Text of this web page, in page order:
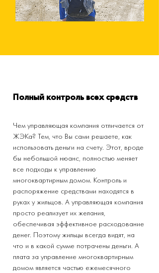
Полный контроль всех средств
Чем управляющая компания отличается от
ЖЭКа? Тем, что Вы сами решаете, как
использовать деньги на счету. Этот, вроде
бы небольшой нюанс, полностью меняет
все подходы к управлению
многоквартирным домом. Контроль и
распоряжение средствами находятся в
руках у жильцов. А управляющая компания
просто реализует их желания,
обеспечивая эффективное расходование
денег. Поэтому жильцы всегда видят, на
что и в какой сумме потрачены деньги. А
плата за управление многоквартирным
домом является частью ежемесячного